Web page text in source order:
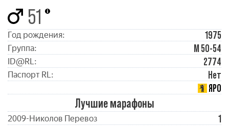
51
Год рождения: 1975
Группа: М 50-54
ID@RL: 2774
Паспорт RL:
Нет
ЯРО
Лучшие марафоны
2009-Николов Перевоз 1